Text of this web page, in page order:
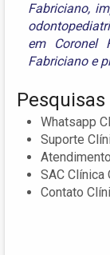
Fabriciano,
em Coronel
Fabricianoe
Whatsapp
Suporte
SAC
Contato